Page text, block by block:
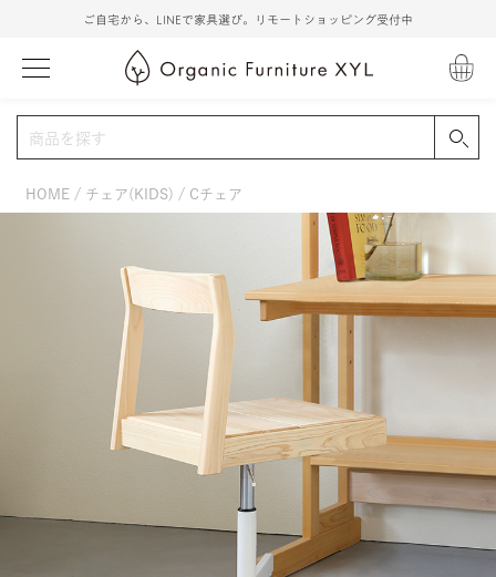
ご自宅から、LINEで家具選び。リモートショッピング受付中
HOME チェア(KIDS) Cチェア